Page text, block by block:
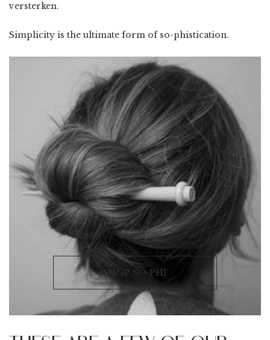
versterken.
Simplicity is the ultimate form of so-phistication.
SHOP SO-PHI